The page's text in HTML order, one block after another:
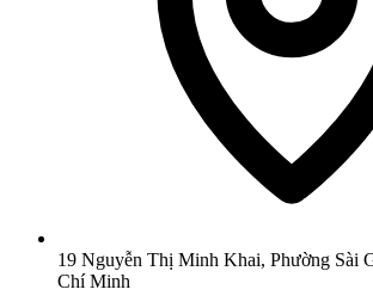
19 Nguyễn Thị Minh Khai, Phường Sài
Chí Minh